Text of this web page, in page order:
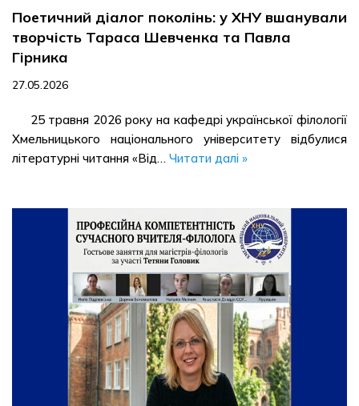
Поетичний діалог поколінь: у ХНУ вшанували
творчість Тараса Шевченка та Павла
Гірника
27.05.2026
25 травня 2026 року на кафедрі української філології
Хмельницького національного університету відбулися
літературні читання «Від… Читати далі »